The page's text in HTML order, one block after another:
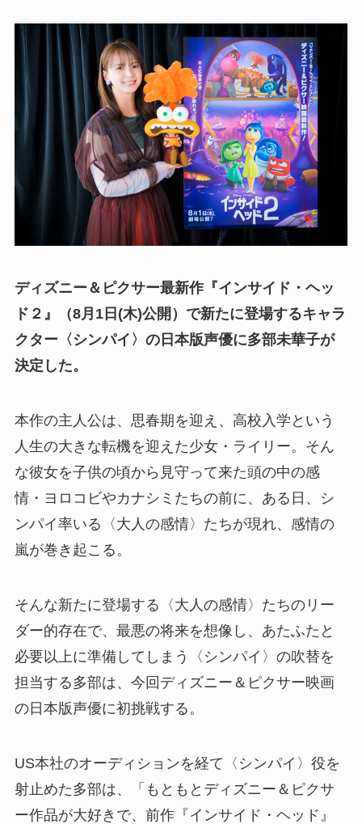
ディズニー＆ピクサー最新作『インサイド・ヘッ
ド２』（8月1日(木)公開）で新たに登場するキャラ
クター〈シンパイ〉の日本版声優に多部未華子が
決定した。
本作の主人公は、思春期を迎え、高校入学という
人生の大きな転機を迎えた少女・ライリー。そん
な彼女を子供の頃から見守って来た頭の中の感
情・ヨロコビやカナシミたちの前に、ある日、シ
ンパイ率いる〈大人の感情〉たちが現れ、感情の
嵐が巻き起こる。
そんな新たに登場する〈大人の感情〉たちのリー
ダー的存在で、最悪の将来を想像し、あたふたと
必要以上に準備してしまう〈シンパイ〉の吹替を
担当する多部は、今回ディズニー＆ピクサー映画
の日本版声優に初挑戦する。
US本社のオーディションを経て〈シンパイ〉役を
射止めた多部は、「もともとディズニー＆ピクサ
ー作品が大好きで、前作『インサイド・ヘッド』